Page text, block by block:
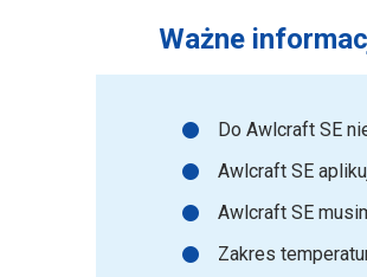
Ważne
Do Awlcraft SE
Awlcraft SE
Awlcraft SE
Zakres